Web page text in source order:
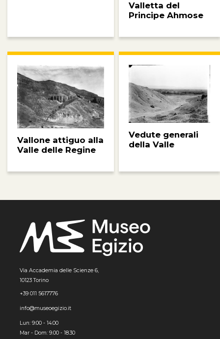
Valletta del
Principe Ahmose
Vallone attiguo alla
Valle delle Regine
Vedute generali
della Valle
Via Accademia delle Scienze 6,
10123 Torino
+39 011 5617776
info@museoegizio.it
Lun: 9:00 - 14:00
Mar - Dom: 9.00 - 18.30